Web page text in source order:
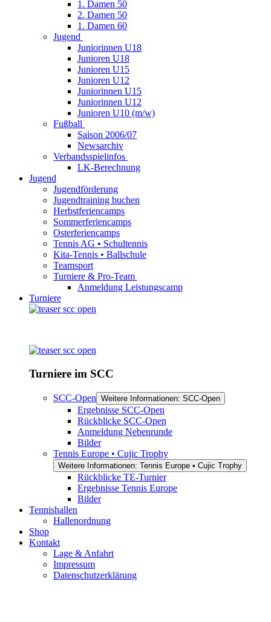
1. Damen 50
2. Damen 50
1. Damen 60
Jugend
Juniorinnen U18
Junioren U18
Junioren U15
Junioren U12
Juniorinnen U15
Juniorinnen U12
Junioren U10 (m/w)
Fußball
Saison 2006/07
Newsarchiv
Verbandsspielinfos
LK-Berechnung
Jugend
Jugendförderung
Jugendtraining buchen
Herbstferiencamps
Sommerferiencamps
Osterferiencamps
Tennis AG • Schultennis
Kita-Tennis • Ballschule
Teamsport
Turniere & Pro-Team
Anmeldung Leistungscamp
Turniere
Turniere im SCC
SCC-Open Weitere Informationen: SCC-Open
Ergebnisse SCC-Open
Rückblicke SCC-Open
Anmeldung Nebenrunde
Bilder
Tennis Europe • Cujic Trophy
Weitere Informationen: Tennis Europe • Cujic Trophy
Rückblicke TE-Turnier
Ergebnisse Tennis Europe
Bilder
Tennishallen
Hallenordnung
Shop
Kontakt
Lage & Anfahrt
Impressum
Datenschutzerklärung